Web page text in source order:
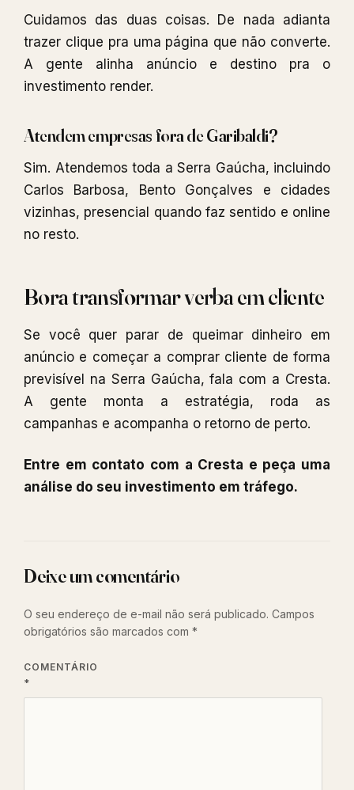
Cuidamos das duas coisas. De nada adianta
trazer clique pra uma página que não converte.
A gente alinha anúncio e destino pra o
investimento render.
Atendem empresas fora de Garibaldi?
Sim. Atendemos toda a Serra Gaúcha, incluindo
Carlos Barbosa, Bento Gonçalves e cidades
vizinhas, presencial quando faz sentido e online
no resto.
Bora transformar verba em cliente
Se você quer parar de queimar dinheiro em
anúncio e começar a comprar cliente de forma
previsível na Serra Gaúcha, fala com a Cresta.
A gente monta a estratégia, roda as
campanhas e acompanha o retorno de perto.
Entre em contato com a Cresta e peça uma
análise do seu investimento em tráfego.
Deixe um comentário
O seu endereço de e-mail não será publicado. Campos
obrigatórios são marcados com *
COMENTÁRIO
*